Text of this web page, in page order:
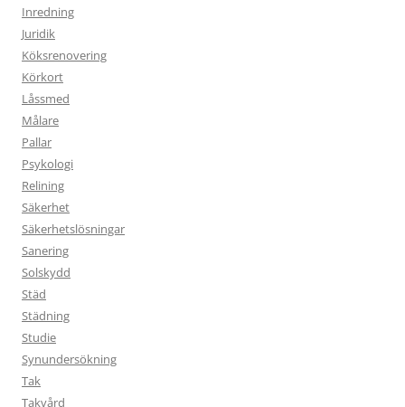
Inredning
Juridik
Köksrenovering
Körkort
Låssmed
Målare
Pallar
Psykologi
Relining
Säkerhet
Säkerhetslösningar
Sanering
Solskydd
Städ
Städning
Studie
Synundersökning
Tak
Takvård